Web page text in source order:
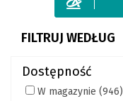
FILTRUJ WEDŁUG
Dostępność
W magazynie (946)